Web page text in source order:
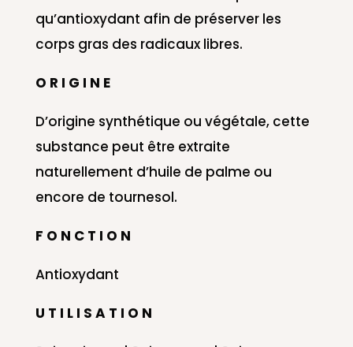
qu’antioxydant afin de préserver les
corps gras des radicaux libres.
O R I G I N E
D’origine synthétique ou végétale, cette
substance peut être extraite
naturellement d’huile de palme ou
encore de tournesol.
F O N C T I O N
Antioxydant
U T I L I S A T I O N